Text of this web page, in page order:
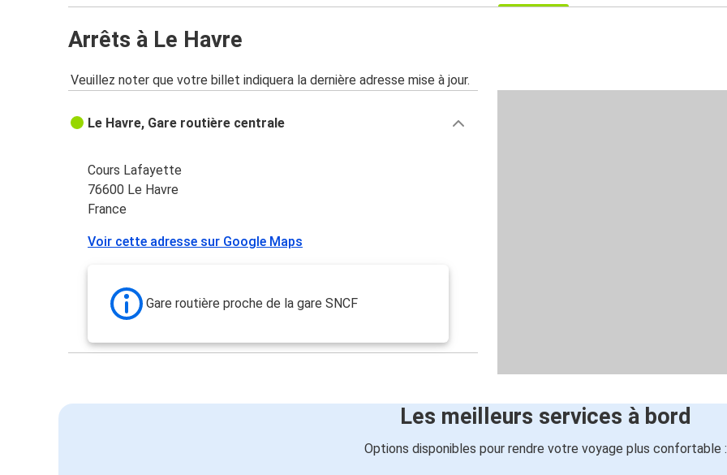
Arrêts à Le Havre
Veuillez noter que votre billet indiquera la dernière adresse mise à jour.
Le Havre, Gare routière centrale
Cours Lafayette
76600 Le Havre
France
Voir cette adresse sur Google Maps
Gare routière proche de la gare SNCF
Les meilleurs services à bord
Options disponibles pour rendre votre voyage plus confortable :